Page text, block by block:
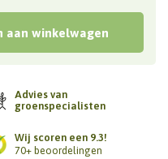
aan winkelwagen
Advies van
groenspecialisten
Wij scoren een 9.3!
70+ beoordelingen